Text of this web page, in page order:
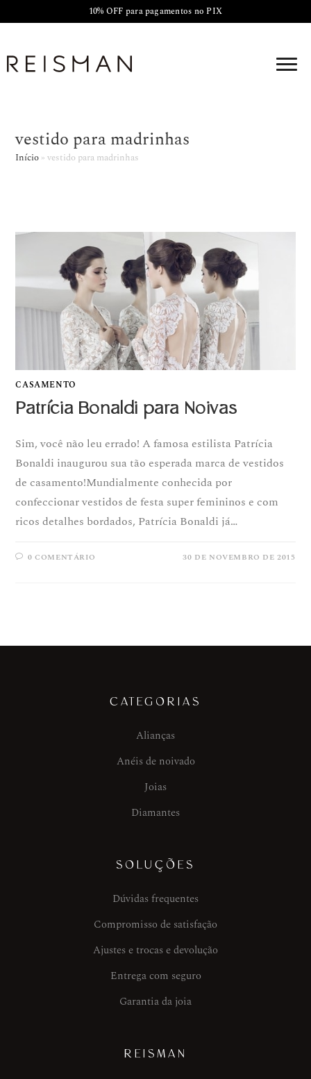
10% OFF para pagamentos no PIX
vestido para madrinhas
Início »vestido para madrinhas
CASAMENTO
Patrícia Bonaldi para Noivas
Sim, você não leu errado! A famosa estilista Patrícia
Bonaldi inaugurou sua tão esperada marca de vestidos
de casamento!Mundialmente conhecida por
confeccionar vestidos de festa super femininos e com
ricos detalhes bordados, Patrícia Bonaldi já…
0 COMENTÁRIO 30 DE NOVEMBRO DE 2015
CATEGORIAS
Alianças
Anéis de noivado
Joias
Diamantes
SOLUÇÕES
Dúvidas frequentes
Compromisso de satisfação
Ajustes e trocas e devolução
Entrega com seguro
Garantia da joia
REISMAN